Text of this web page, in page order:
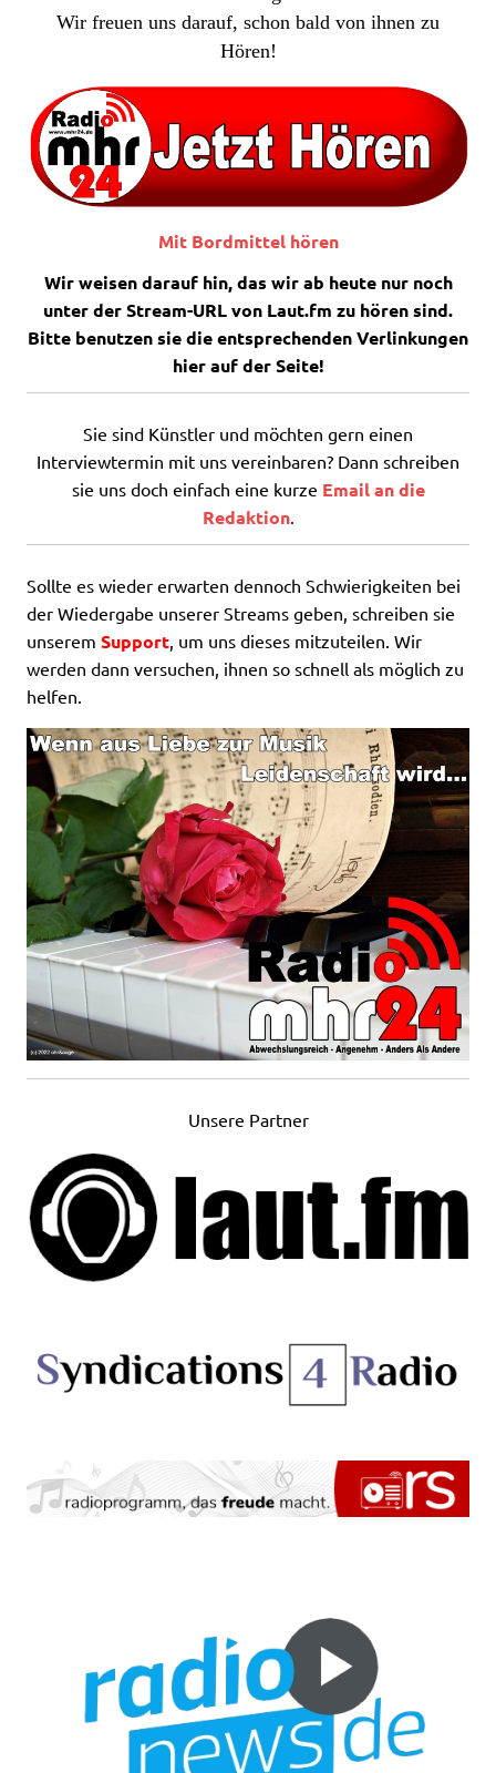
Wir freuen uns darauf, schon bald von ihnen zu
Hören!
Mit Bordmittel hören
Wir weisen darauf hin, das wir ab heute nur noch
unter der Stream-URL von Laut.fm zu hören sind.
Bitte benutzen sie die entsprechenden Verlinkungen
hier auf der Seite!
Sie sind Künstler und möchten gern einen
Interviewtermin mit uns vereinbaren? Dann schreiben
sie uns doch einfach eine kurze Email an die
Redaktion.
Sollte es wieder erwarten dennoch Schwierigkeiten bei
der Wiedergabe unserer Streams geben, schreiben sie
unserem Support , um uns dieses mitzuteilen. Wir
werden dann versuchen, ihnen so schnell als möglich zu
helfen.
Unsere Partner